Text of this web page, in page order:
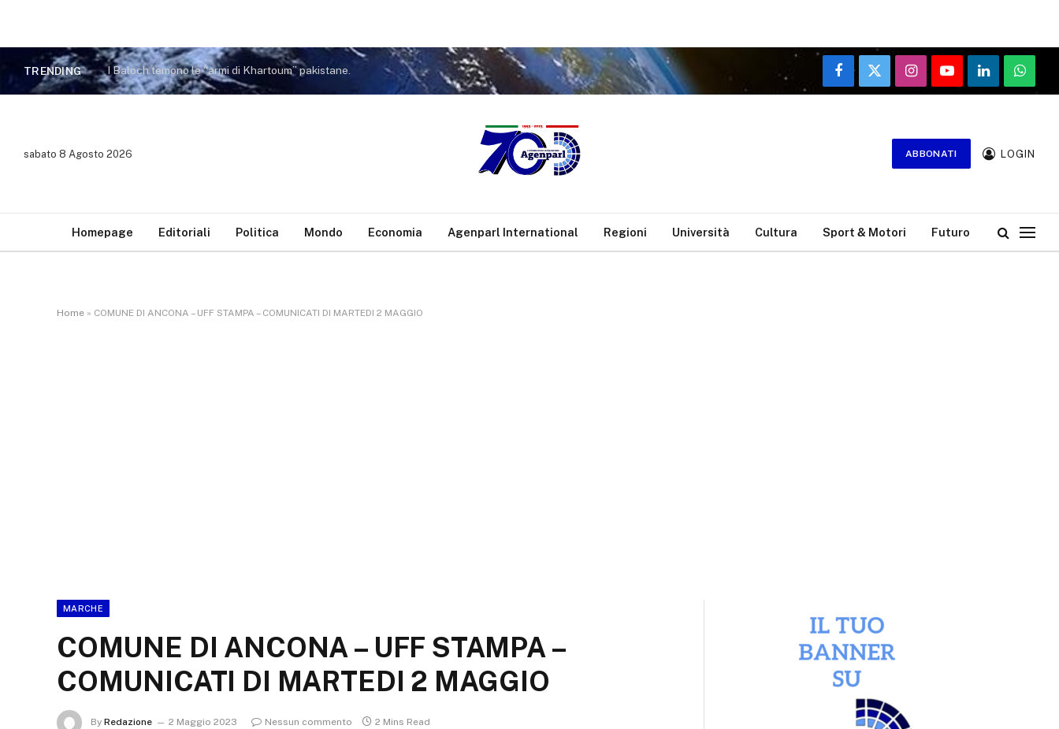
TRENDING I Baloch temono le “armi di Khartoum” pakistane.
Facebook
X
(Twitter)
InstagramYouTubeLinkedIn
sabato 8 Agosto 2026 ABBONATI LOGIN
Homepage Editoriali Politica Mondo Economia Agenparl International Regioni Università Cultura Sport & Motori Futuro
Home » COMUNE DI ANCONA – UFF STAMPA – COMUNICATI DI MARTEDI 2 MAGGIO
MARCHE
COMUNE DI ANCONA – UFF STAMPA –
COMUNICATI DI MARTEDI 2 MAGGIO
By Redazione 2 Maggio 2023 Nessun commento 2 Mins Read